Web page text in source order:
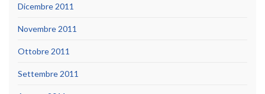
Dicembre 2011
Novembre 2011
Ottobre 2011
Settembre 2011